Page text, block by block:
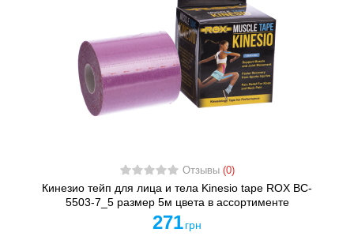
Отзывы (0)
Кинезио тейп для лица и тела Kinesio tape ROX BC-
5503-7_5 размер 5м цвета в ассортименте
271 грн